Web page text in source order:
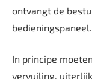
ontvangt de
bedieningspaneel.
In principe
vervuiling,